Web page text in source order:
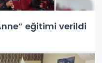
eğitimi verildi